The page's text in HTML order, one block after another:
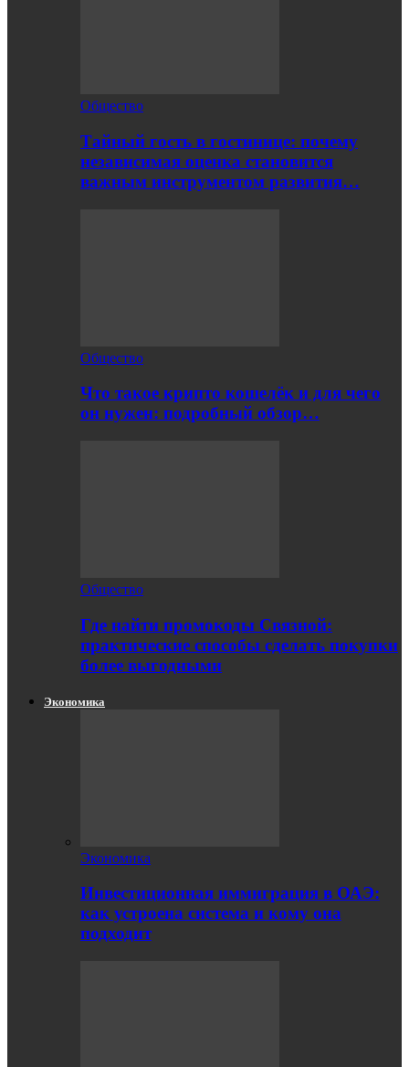
Общество
Тайный гость в гостинице: почему
независимая оценка становится
важным инструментом развития…
Общество
Что такое крипто кошелёк и для чего
он нужен: подробный обзор…
Общество
Где найти промокоды Связной:
практические способы сделать покупки
более выгодными
Экономика
Экономика
Инвестиционная иммиграция в ОАЭ:
как устроена система и кому она
подходит